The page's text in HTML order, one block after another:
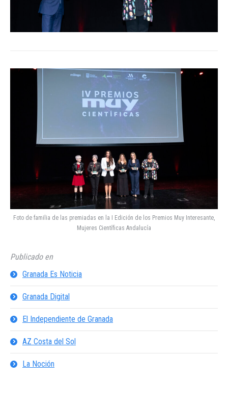
Foto de familia de las premiadas en la I Edición de los Premios Muy Interesante,
Mujeres Científicas Andalucía
Publicado en
Granada Es Noticia
Granada Digital
El Independiente de Granada
AZ Costa del Sol
La Noción